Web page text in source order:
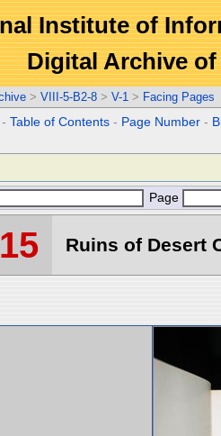
Institute of
Digital Archive
> VIII-5-B2-8 > V-1 > Facing Pages
-Table of Contents - Page Number -
Page
Ruins of Desert